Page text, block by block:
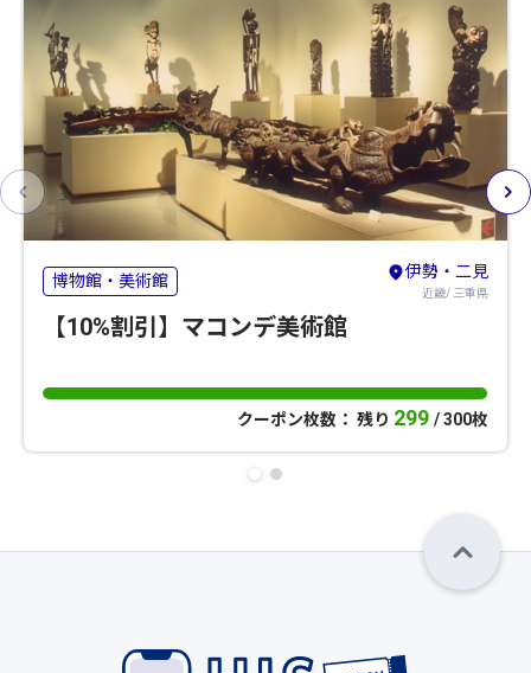
博物館・美術館 伊勢・二見
近畿/ 三重県
【10%割引】マコンデ美術館
クーポン枚数： 残り 299 / 300枚